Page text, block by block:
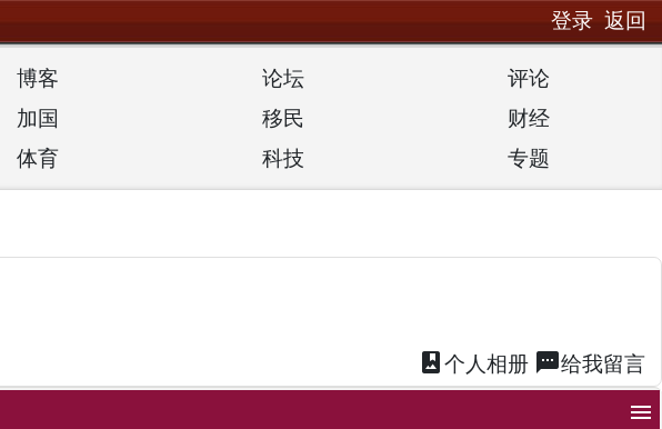
登录 返回
博客 论坛
评论
加国 移民
财经
体育 科技 专题
photo_album 个人相册 textsms给我留言
menu